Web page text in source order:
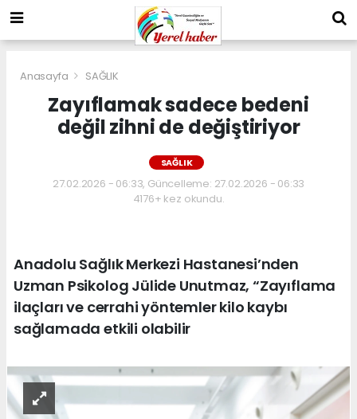
Anasayfa SAĞLIK
Zayıflamak sadece bedeni
değil zihni de değiştiriyor
SAĞLIK
27.02.2026 - 06:33, Güncelleme: 27.02.2026 - 06:33
4176+ kez okundu.
Anadolu Sağlık Merkezi Hastanesi’nden
Uzman Psikolog Jülide Unutmaz, “Zayıflama
ilaçları ve cerrahi yöntemler kilo kaybı
sağlamada etkili olabilir